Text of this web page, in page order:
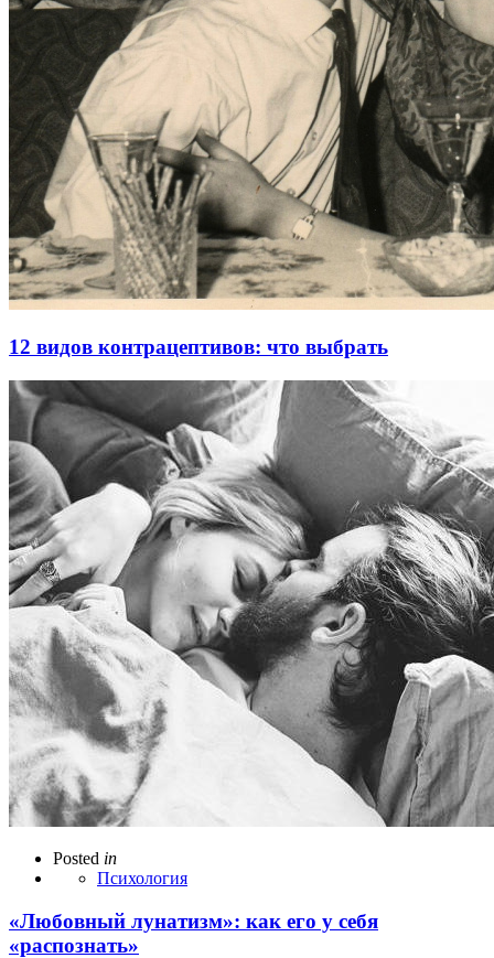
12 видов контрацептивов: что выбрать
Posted in
Психология
«Любовный лунатизм»: как его у себя
«распознать»